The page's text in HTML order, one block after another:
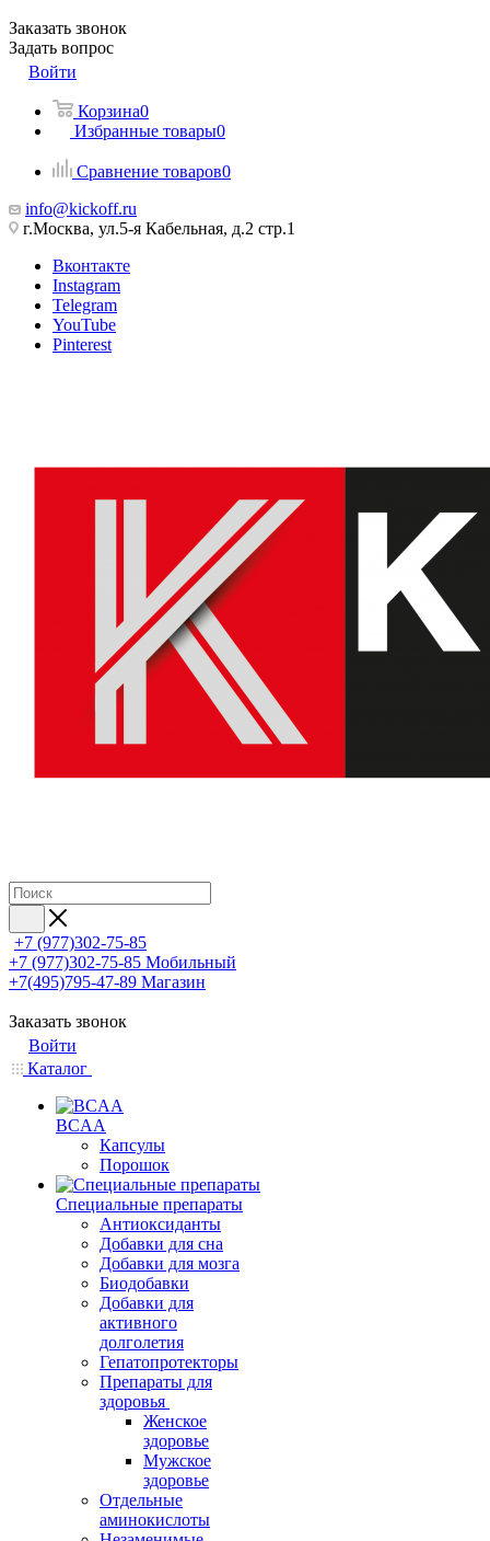
Заказать звонок
Задать вопрос
Войти
Корзина0
Избранные товары0
Сравнение товаров0
info@kickoff.ru
г.Москва, ул.5-я Кабельная, д.2 стр.1
Вконтакте
Instagram
Telegram
YouTube
Pinterest
+7 (977)302-75-85
+7 (977)302-75-85 Мобильный
+7(495)795-47-89 Магазин
Заказать звонок
Войти
Каталог
BCAA
Капсулы
Порошок
Cпециальные препараты
Антиоксиданты
Добавки для сна
Добавки для мозга
Биодобавки
Добавки для
активного
долголетия
Гепатопротекторы
Препараты для
здоровья
Женское
здоровье
Мужское
здоровье
Отдельные
аминокислоты